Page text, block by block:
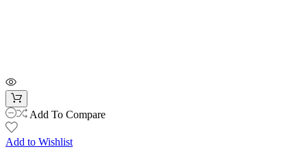
Add To Compare
Add to Wishlist